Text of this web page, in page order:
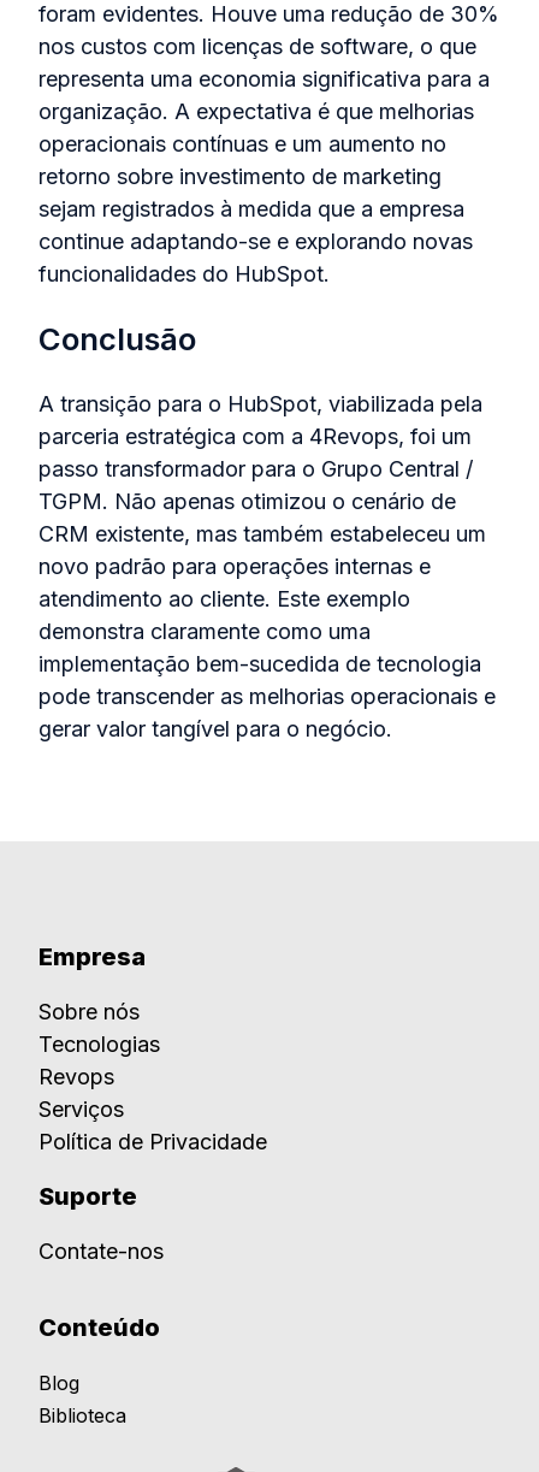
foram evidentes. Houve uma redução de 30%
nos custos com licenças de software, o que
representa uma economia significativa para a
organização. A expectativa é que melhorias
operacionais contínuas e um aumento no
retorno sobre investimento de marketing
sejam registrados à medida que a empresa
continue adaptando-se e explorando novas
funcionalidades do HubSpot.
Conclusão
A transição para o HubSpot, viabilizada pela
parceria estratégica com a 4Revops, foi um
passo transformador para o Grupo Central /
TGPM. Não apenas otimizou o cenário de
CRM existente, mas também estabeleceu um
novo padrão para operações internas e
atendimento ao cliente. Este exemplo
demonstra claramente como uma
implementação bem-sucedida de tecnologia
pode transcender as melhorias operacionais e
gerar valor tangível para o negócio.
Empresa
Sobre nós
Tecnologias
Revops
Serviços
Política de Privacidade
Suporte
Contate-nos
Conteúdo
Blog
Biblioteca